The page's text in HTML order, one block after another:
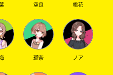
空良 桃花
瑠奈 ノア